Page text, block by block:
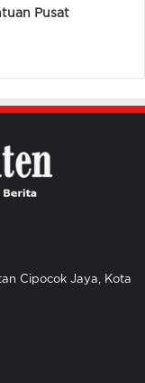
Pusat
Cipocok Jaya, Kota